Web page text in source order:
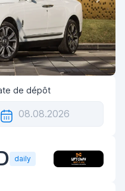
de dépôt
daily